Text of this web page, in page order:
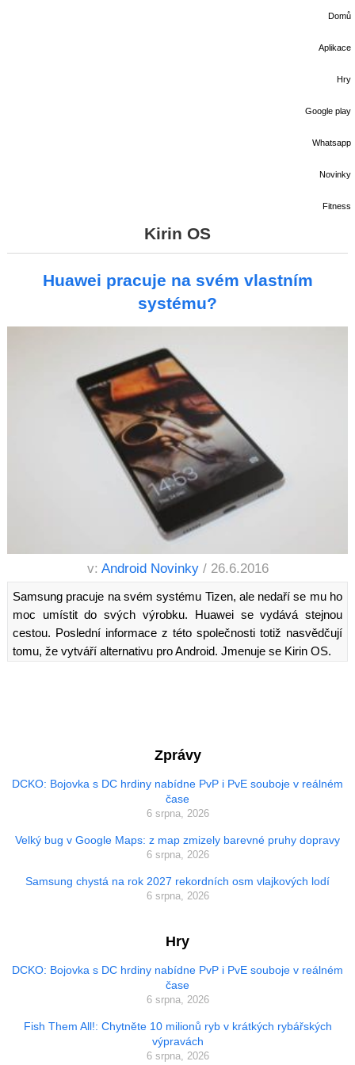
Domů
Aplikace
Hry
Google play
Whatsapp
Novinky
Fitness
Kirin OS
Huawei pracuje na svém vlastním
systému?
v: Android Novinky / 26.6.2016
Samsung pracuje na svém systému Tizen, ale nedaří se mu ho
moc umístit do svých výrobku. Huawei se vydává stejnou
cestou. Poslední informace z této společnosti totiž nasvědčují
tomu, že vytváří alternativu pro Android. Jmenuje se Kirin OS.
Zprávy
DCKO: Bojovka s DC hrdiny nabídne PvP i PvE souboje v reálném
čase
6 srpna, 2026
Velký bug v Google Maps: z map zmizely barevné pruhy dopravy
6 srpna, 2026
Samsung chystá na rok 2027 rekordních osm vlajkových lodí
6 srpna, 2026
Hry
DCKO: Bojovka s DC hrdiny nabídne PvP i PvE souboje v reálném
čase
6 srpna, 2026
Fish Them All!: Chytněte 10 milionů ryb v krátkých rybářských
výpravách
6 srpna, 2026